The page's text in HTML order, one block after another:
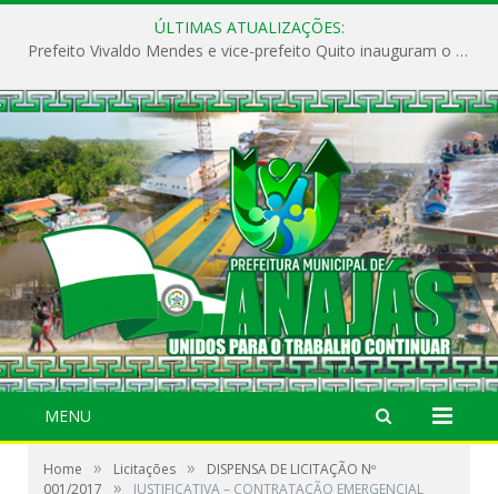
ÚLTIMAS ATUALIZAÇÕES:
Prefeito Vivaldo Mendes e vice-prefeito Quito inauguram o CAPS e fortalecem a saúde pública em Anajás.
MENU
Home » Licitações »
DISPENSA DE LICITAÇÃO Nº
001/2017
» JUSTIFICATIVA – CONTRATAÇÃO EMERGENCIAL